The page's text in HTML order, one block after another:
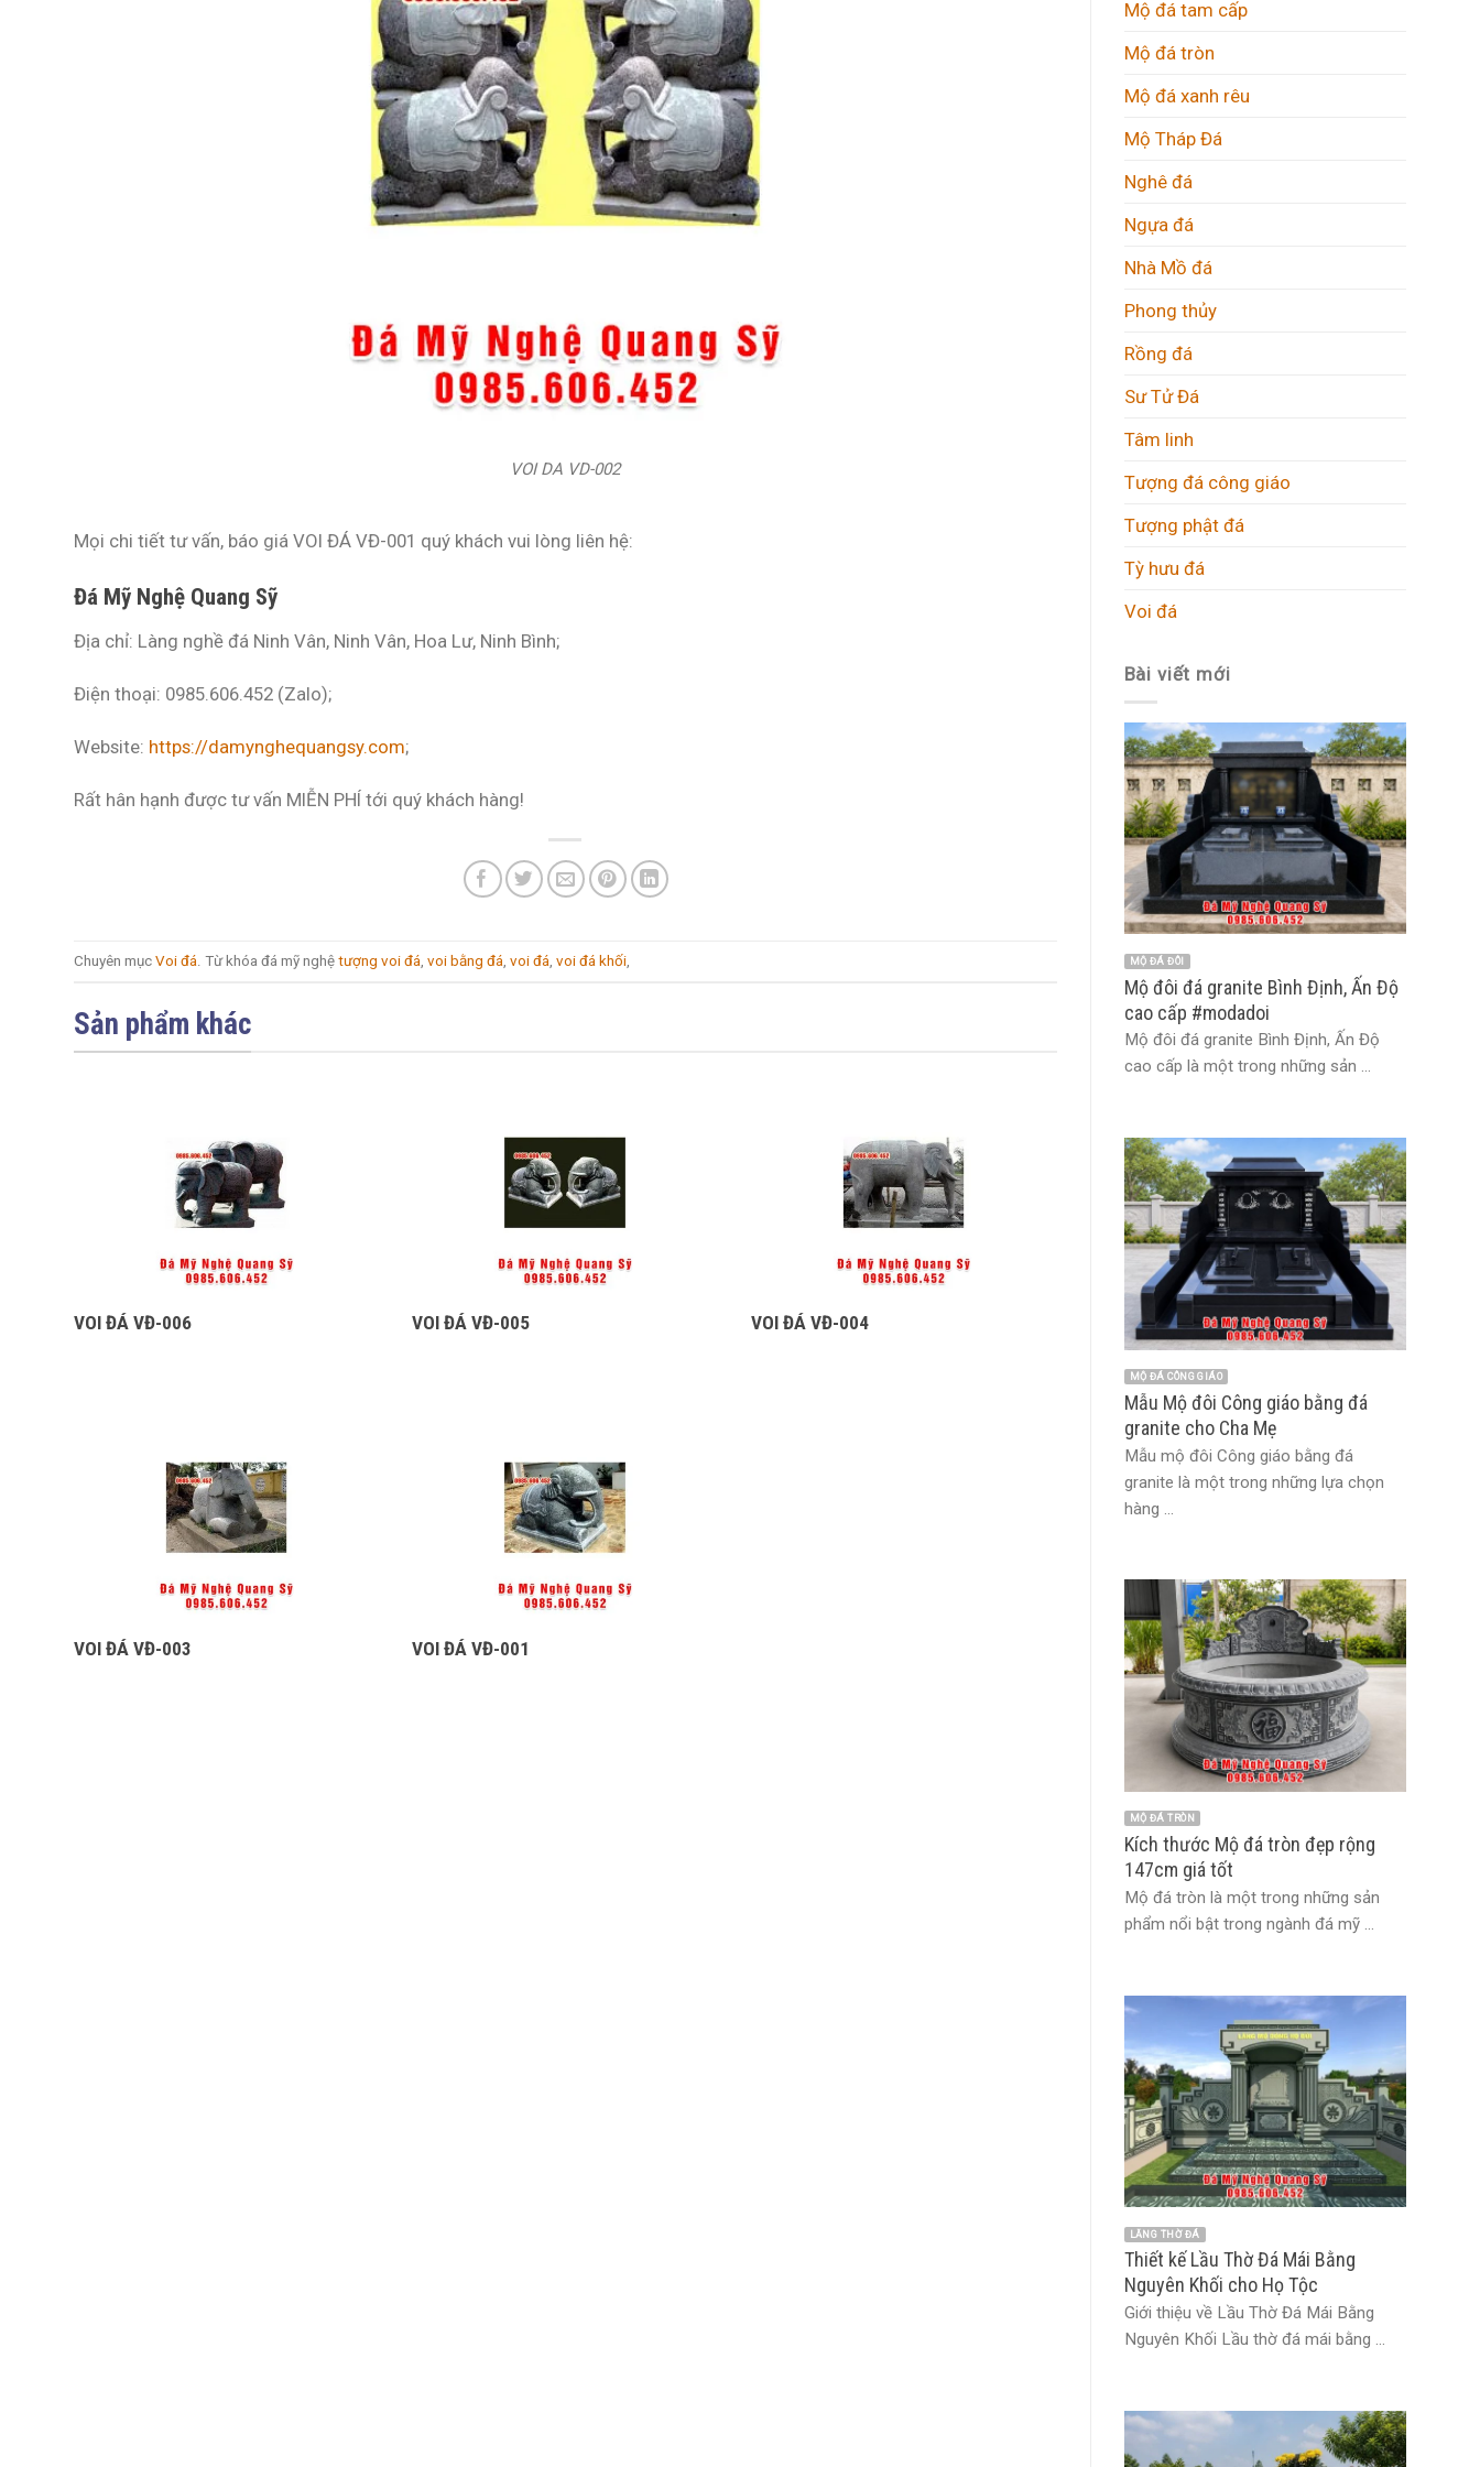
VOI DA VD-002
Mọi chi tiết tư vấn, báo giá VOI ĐÁ VĐ-001 quý khách vui lòng liên hệ:
Đá Mỹ Nghệ Quang Sỹ
Địa chỉ: Làng nghề đá Ninh Vân, Ninh Vân, Hoa Lư, Ninh Bình;
Điện thoại: 0985.606.452 (Zalo);
Website: https://damynghequangsy.com;
Rất hân hạnh được tư vấn MIỄN PHÍ tới quý khách hàng!
Chuyên mục Voi đá . Từ khóa đá mỹ nghệ tượng voi đá voi bằng đá voi đá voi đá khối
Sản phẩm khác
VOI ĐÁ VĐ-006 VOI ĐÁ VĐ-005 VOI ĐÁ VĐ-004
VOI ĐÁ VĐ-003 VOI ĐÁ VĐ-001
Mộ đá tam cấp
Mộ đá tròn
Mộ đá xanh rêu
Mộ Tháp Đá
Nghê đá
Ngựa đá
Nhà Mồ đá
Phong thủy
Rồng đá
Sư Tử Đá
Tâm linh
Tượng đá công giáo
Tượng phật đá
Tỳ hưu đá
Voi đá
Bài viết mới
MỘ ĐÁ ĐÔI
Mộ đôi đá granite Bình Định, Ấn Độ
cao cấp #modadoi
Mộ đôi đá granite Bình Định, Ấn Độ
cao cấp là một trong những sản ...
MỘ ĐÁ CÔNG GIÁO
Mẫu Mộ đôi Công giáo bằng đá
granite cho Cha Mẹ
Mẫu mộ đôi Công giáo bằng đá
granite là một trong những lựa chọn
hàng ...
MỘ ĐÁ TRÒN
Kích thước Mộ đá tròn đẹp rộng
147cm giá tốt
Mộ đá tròn là một trong những sản
phẩm nổi bật trong ngành đá mỹ ...
LĂNG THỜ ĐÁ
Thiết kế Lầu Thờ Đá Mái Bằng
Nguyên Khối cho Họ Tộc
Giới thiệu về Lầu Thờ Đá Mái Bằng
Nguyên Khối Lầu thờ đá mái bằng ...